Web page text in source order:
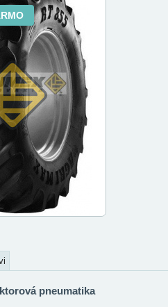
pneumatika